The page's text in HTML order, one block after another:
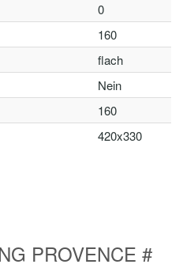
0
160
flach
Nein
160
420x330
PROVENCE #